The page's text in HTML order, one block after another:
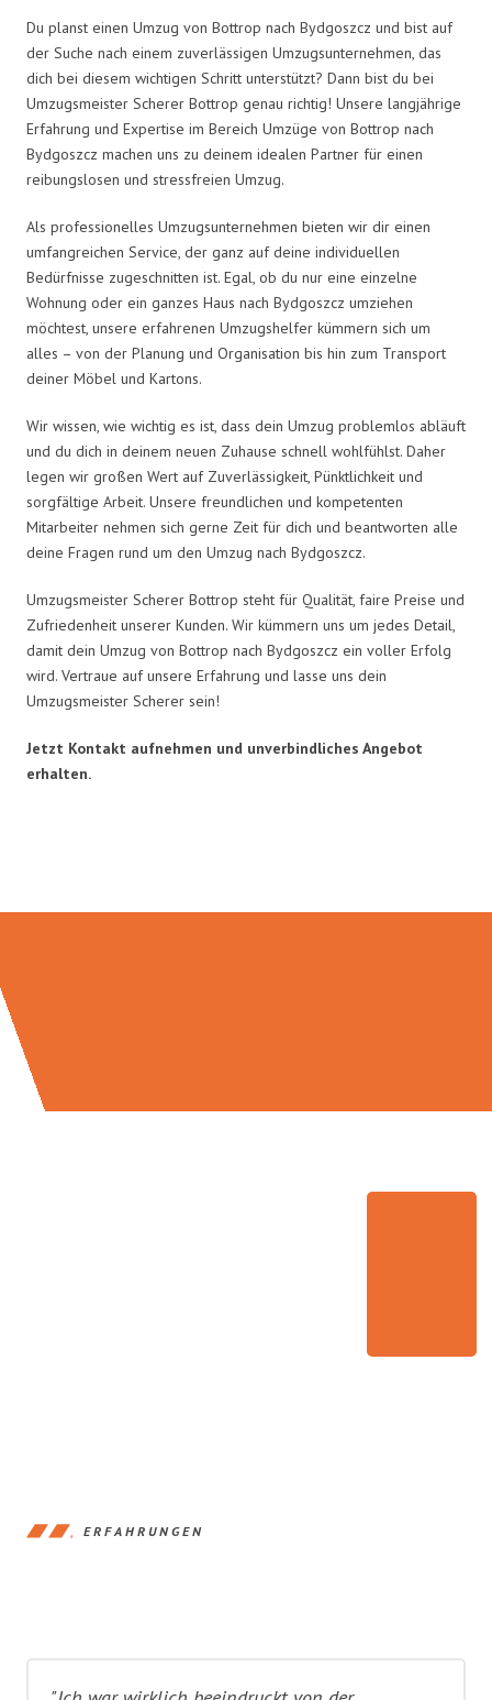
Du planst einen Umzug von Bottrop nach Bydgoszcz und bist auf
der Suche nach einem zuverlässigen Umzugsunternehmen, das
dich bei diesem wichtigen Schritt unterstützt? Dann bist du bei
Umzugsmeister Scherer Bottrop genau richtig! Unsere langjährige
Erfahrung und Expertise im Bereich Umzüge von Bottrop nach
Bydgoszcz machen uns zu deinem idealen Partner für einen
reibungslosen und stressfreien Umzug.
Als professionelles Umzugsunternehmen bieten wir dir einen
umfangreichen Service, der ganz auf deine individuellen
Bedürfnisse zugeschnitten ist. Egal, ob du nur eine einzelne
Wohnung oder ein ganzes Haus nach Bydgoszcz umziehen
möchtest, unsere erfahrenen Umzugshelfer kümmern sich um
alles – von der Planung und Organisation bis hin zum Transport
deiner Möbel und Kartons.
Wir wissen, wie wichtig es ist, dass dein Umzug problemlos abläuft
und du dich in deinem neuen Zuhause schnell wohlfühlst. Daher
legen wir großen Wert auf Zuverlässigkeit, Pünktlichkeit und
sorgfältige Arbeit. Unsere freundlichen und kompetenten
Mitarbeiter nehmen sich gerne Zeit für dich und beantworten alle
deine Fragen rund um den Umzug nach Bydgoszcz.
Umzugsmeister Scherer Bottrop steht für Qualität, faire Preise und
Zufriedenheit unserer Kunden. Wir kümmern uns um jedes Detail,
damit dein Umzug von Bottrop nach Bydgoszcz ein voller Erfolg
wird. Vertraue auf unsere Erfahrung und lasse uns dein
Umzugsmeister Scherer sein!
Jetzt Kontakt aufnehmen und unverbindliches Angebot
erhalten.
ERFAHRUNGEN